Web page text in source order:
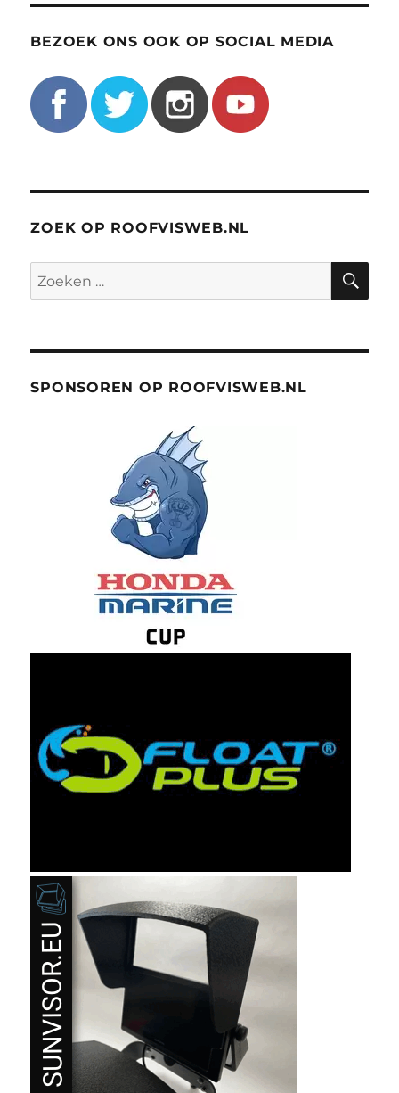
BEZOEK ONS OOK OP SOCIAL MEDIA
ZOEK OP ROOFVISWEB.NL
Zoeken
naar:
SPONSOREN OP ROOFVISWEB.NL